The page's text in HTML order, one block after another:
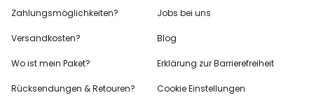
Zahlungsmöglichkeiten?
Versandkosten?
Wo ist mein Paket?
Rücksendungen & Retouren?
Jobs bei uns
Blog
Erklärung zur Barrierefreiheit
Cookie Einstellungen